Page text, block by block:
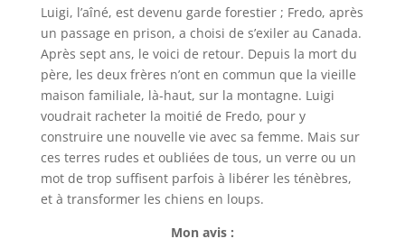
Luigi, l’aîné, est devenu garde forestier ; Fredo, après
un passage en prison, a choisi de s’exiler au Canada.
Après sept ans, le voici de retour. Depuis la mort du
père, les deux frères n’ont en commun que la vieille
maison familiale, là-haut, sur la montagne. Luigi
voudrait racheter la moitié de Fredo, pour y
construire une nouvelle vie avec sa femme. Mais sur
ces terres rudes et oubliées de tous, un verre ou un
mot de trop suffisent parfois à libérer les ténèbres,
et à transformer les chiens en loups.
Mon avis :